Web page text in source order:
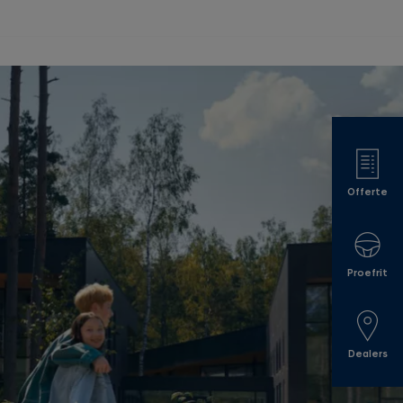
Offerte
Proefrit
Dealers